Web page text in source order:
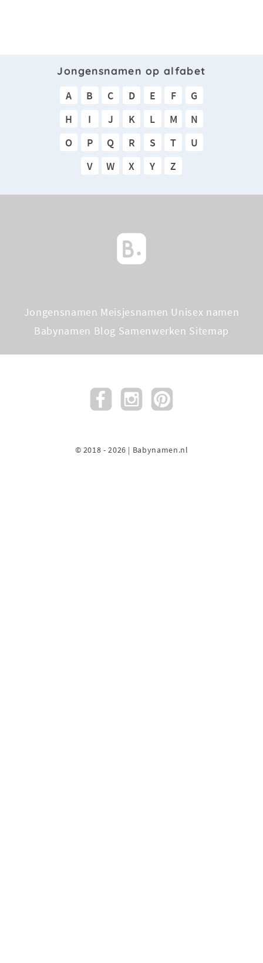
Jongensnamen op alfabet
A B C D E F
G
H
I J K L M
N
O
P Q R S T
U
V
W X Y Z
Jongensnamen Meisjesnamen Unisex namen
Babynamen Blog Samenwerken Sitemap
© 2018 - 2026 | Babynamen.nl